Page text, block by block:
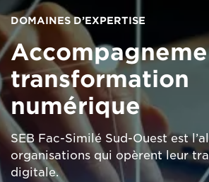
DOMAINES D’EXPERTISE
transformation
numérique
SEB Fac-Similé Sud-Ouest est
organisations qui opèrent leur
digitale.